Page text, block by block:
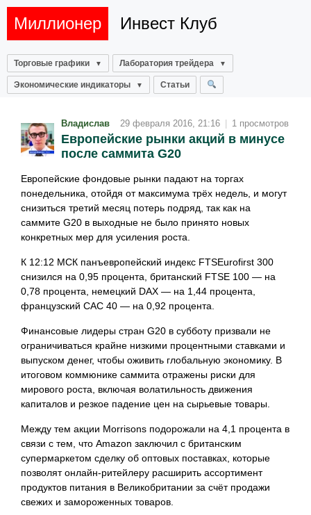
Миллионер Инвест Клуб
Торговые графики Лаборатория трейдера
Экономические индикаторы Статьи
Владислав 29 февраля 2016, 21:16 1 просмотров
Европейские рынки акций в минусе
после саммита G20
Европейские фондовые рынки падают на торгах
понедельника, отойдя от максимума трёх недель, и могут
снизиться третий месяц потерь подряд, так как на
саммите G20 в выходные не было принято новых
конкретных мер для усиления роста.
К 12:12 МСК панъевропейский индекс FTSEurofirst 300
снизился на 0,95 процента, британский FTSE 100 — на
0,78 процента, немецкий DAX — на 1,44 процента,
французский CAC 40 — на 0,92 процента.
Финансовые лидеры стран G20 в субботу призвали не
ограничиваться крайне низкими процентными ставками и
выпуском денег, чтобы оживить глобальную экономику. В
итоговом коммюнике саммита отражены риски для
мирового роста, включая волатильность движения
капиталов и резкое падение цен на сырьевые товары.
Между тем акции Morrisons подорожали на 4,1 процента в
связи с тем, что Amazon заключил с британским
супермаркетом сделку об оптовых поставках, которые
позволят онлайн-ритейлеру расширить ассортимент
продуктов питания в Великобритании за счёт продажи
свежих и замороженных товаров.